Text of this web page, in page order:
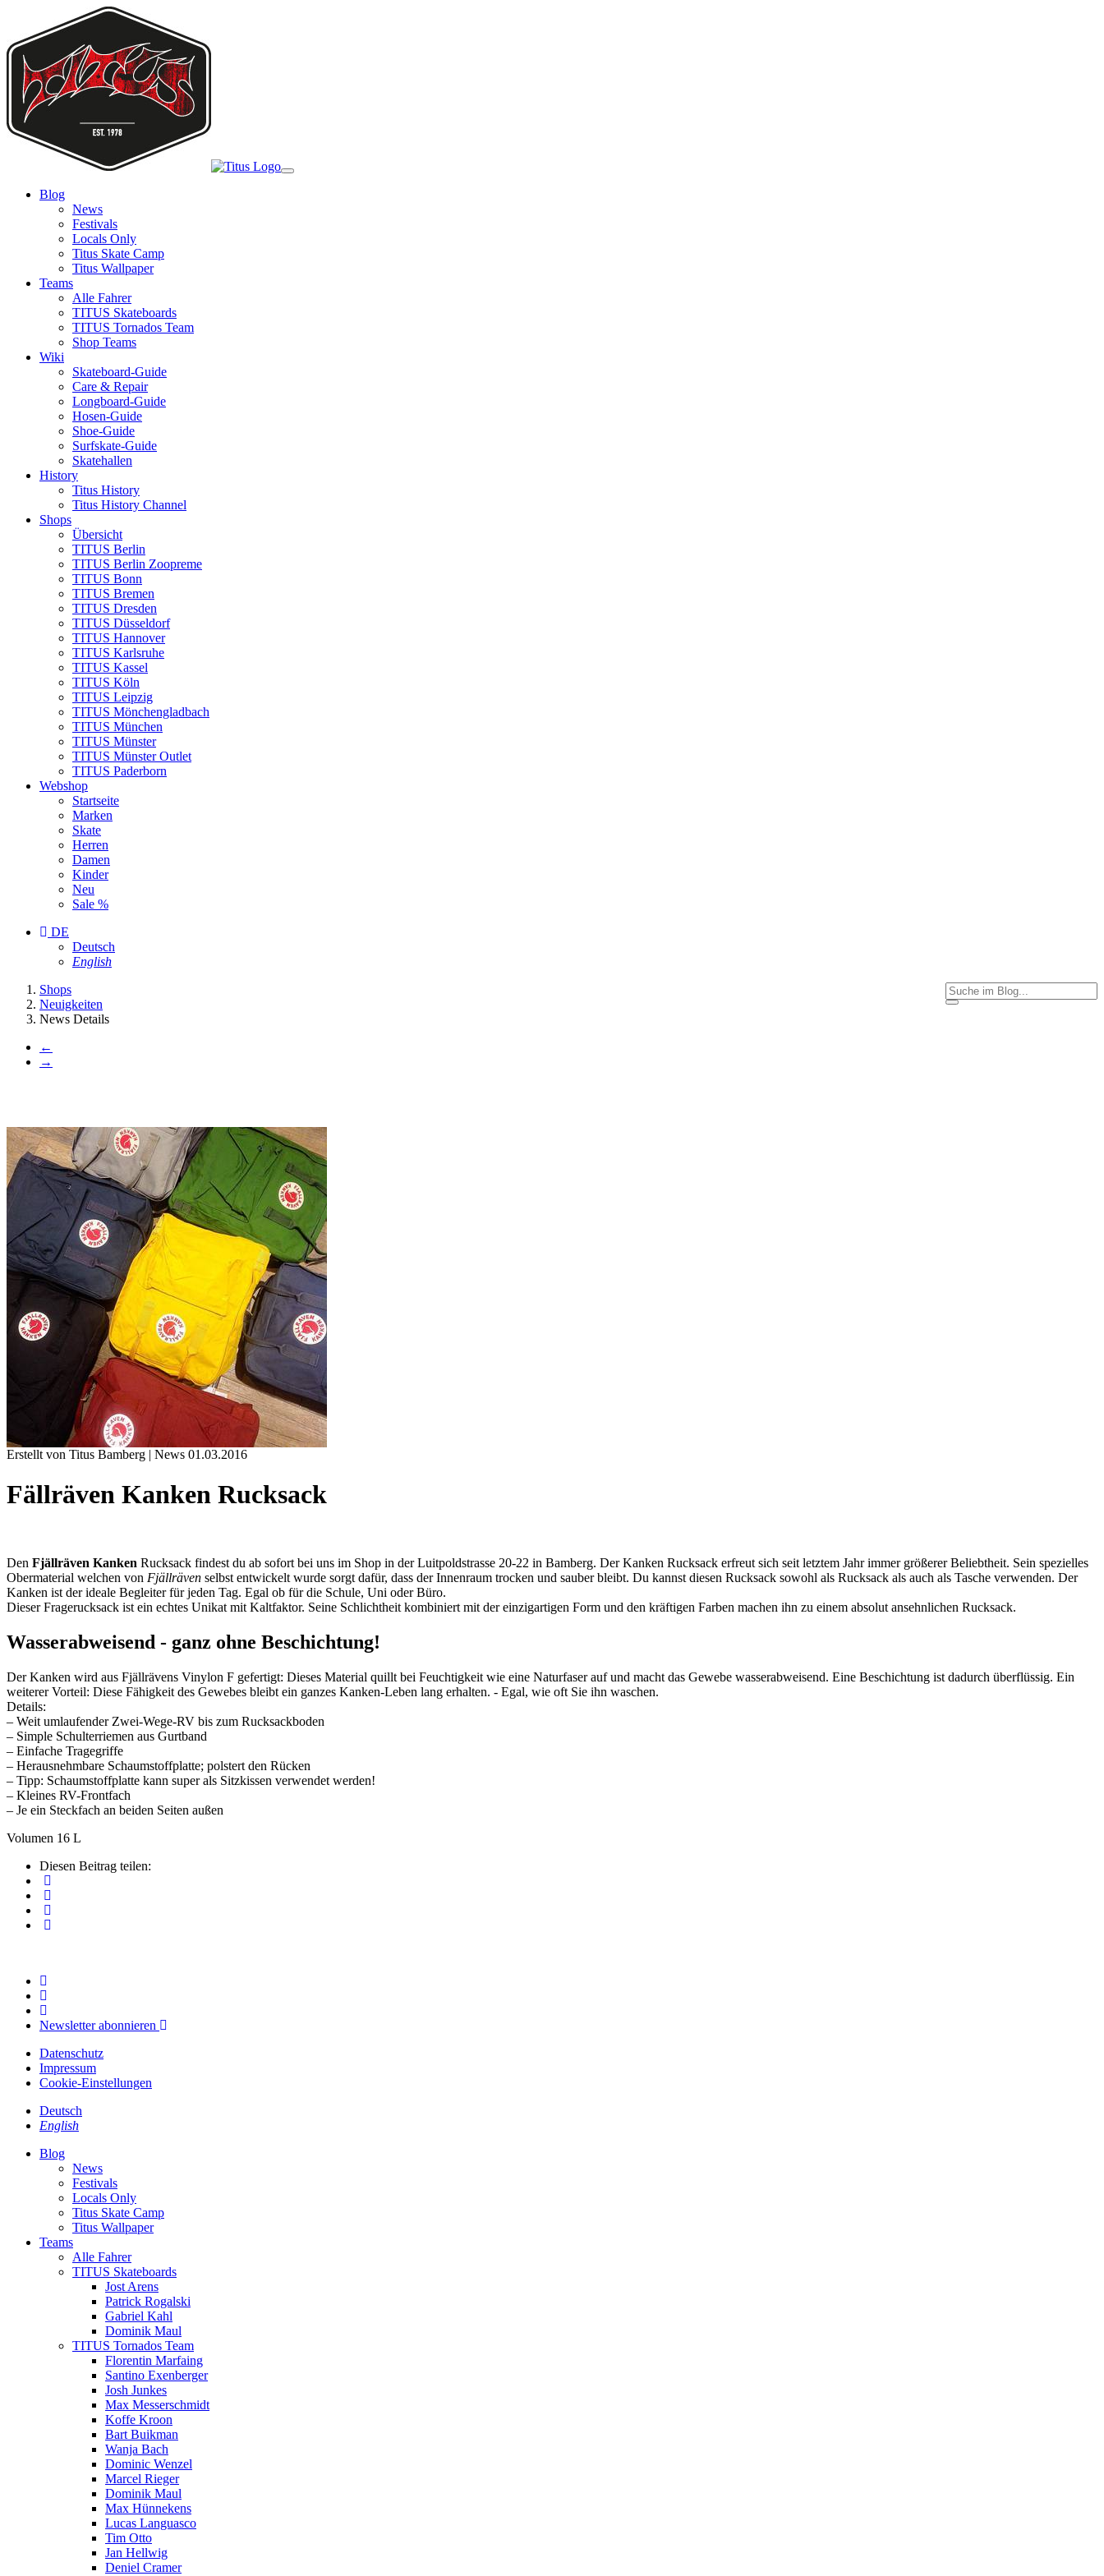
main
content
Toggle
Blog
News
Festivals
Locals Only
Titus Skate Camp
Titus Wallpaper
Teams
Alle Fahrer
TITUS Skateboards
TITUS Tornados Team
Shop Teams
Wiki
Skateboard-Guide
Care & Repair
Longboard-Guide
Hosen-Guide
Shoe-Guide
Surfskate-Guide
Skatehallen
History
Titus History
Titus History Channel
Shops
Übersicht
TITUS Berlin
TITUS Berlin Zoopreme
TITUS Bonn
TITUS Bremen
TITUS Dresden
TITUS Düsseldorf
TITUS Hannover
TITUS Karlsruhe
TITUS Kassel
TITUS Köln
TITUS Leipzig
TITUS Mönchengladbach
TITUS München
TITUS Münster
TITUS Münster Outlet
TITUS Paderborn
Webshop
Startseite
Marken
Skate
Herren
Damen
Kinder
Neu
Sale %
DE
Deutsch
English
here:
Shops
Neuigkeiten
News Details
←
→
Erstellt von Titus Bamberg | News 01.03.2016
Fällräven Kanken Rucksack
Den Fjällräven Kanken Rucksack findest du ab sofort bei uns im Shop in der Luitpoldstrasse 20-22 in Bamberg. Der Kanken Rucksack erfreut sich seit letztem Jahr immer größerer Beliebtheit. Sein spezielles
Obermaterial welchen von Fjällräven selbst entwickelt wurde sorgt dafür, dass der Innenraum trocken und sauber bleibt. Du kannst diesen Rucksack sowohl als Rucksack als auch als Tasche verwenden. Der
Kanken ist der ideale Begleiter für jeden Tag. Egal ob für die Schule, Uni oder Büro.
Dieser Fragerucksack ist ein echtes Unikat mit Kaltfaktor. Seine Schlichtheit kombiniert mit der einzigartigen Form und den kräftigen Farben machen ihn zu einem absolut ansehnlichen Rucksack.
Wasserabweisend - ganz ohne Beschichtung!
Der Kanken wird aus Fjällrävens Vinylon F gefertigt: Dieses Material quillt bei Feuchtigkeit wie eine Naturfaser auf und macht das Gewebe wasserabweisend. Eine Beschichtung ist dadurch überflüssig. Ein
weiterer Vorteil: Diese Fähigkeit des Gewebes bleibt ein ganzes Kanken-Leben lang erhalten. - Egal, wie oft Sie ihn waschen.
Details:
– Weit umlaufender Zwei-Wege-RV bis zum Rucksackboden
– Simple Schulterriemen aus Gurtband
– Einfache Tragegriffe
– Herausnehmbare Schaumstoffplatte; polstert den Rücken
– Tipp: Schaumstoffplatte kann super als Sitzkissen verwendet werden!
– Kleines RV-Frontfach
– Je ein Steckfach an beiden Seiten außen
Volumen 16 L
Diesen Beitrag teilen:
Newsletter abonnieren
Datenschutz
Impressum
Cookie-Einstellungen
Deutsch
English
Blog
News
Festivals
Locals Only
Titus Skate Camp
Titus Wallpaper
Teams
Alle Fahrer
TITUS Skateboards
Jost Arens
Patrick Rogalski
Gabriel Kahl
Dominik Maul
TITUS Tornados Team
Florentin Marfaing
Santino Exenberger
Josh Junkes
Max Messerschmidt
Koffe Kroon
Bart Buikman
Wanja Bach
Dominic Wenzel
Marcel Rieger
Dominik Maul
Max Hünnekens
Lucas Languasco
Tim Otto
Jan Hellwig
Deniel Cramer